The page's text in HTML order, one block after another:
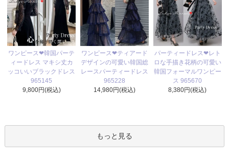
ワンピース❤韓国パーテ
ィードレス マキシ丈カ
ッコいいブラックドレス
965145
9,800円(税込)
ワンピース❤ティアード
デザインの可愛い韓国総
レースパーティードレス
965228
14,980円(税込)
パーティードレス❤レト
ロな手描き花柄の可愛い
韓国フォーマルワンピー
ス 965670
8,380円(税込)
もっと見る